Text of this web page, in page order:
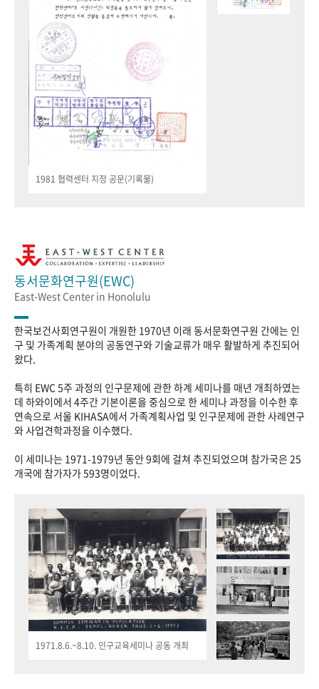
1981 협력센터 지정 공문(기록물)
동서문화연구원(EWC)
East-West Center in Honolulu
한국보건사회연구원이 개원한 1970년 이래 동서문화연구원 간에는 인
구 및 가족계획 분야의 공동연구와 기술교류가 매우 활발하게 추진되어
왔다.
특히 EWC 5주 과정의 인구문제에 관한 하계 세미나를 매년 개최하였는
데 하와이에서 4주간 기본이론을 중심으로 한 세미나 과정을 이수한 후
연속으로 서울 KIHASA에서 가족계획사업 및 인구문제에 관한 사례연구
와 사업견학과정을 이수했다.
이 세미나는 1971-1979년 동안 9회에 걸쳐 추진되었으며 참가국은 25
개국에 참가자가 593명이었다.
1971.8.6.~8.10. 인구교육세미나 공동 개최